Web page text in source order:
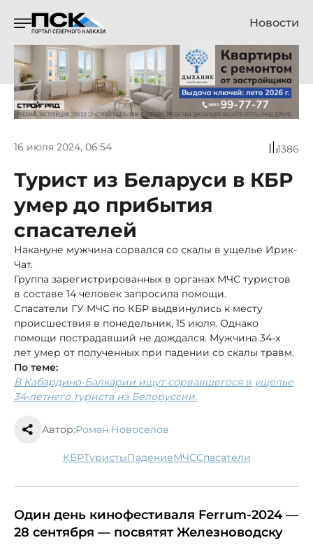
Новости
16 июля 2024, 06:54 1386
Турист из Беларуси в КБР
умер до прибытия
спасателей
Накануне мужчина сорвался со скалы в ущелье Ирик-
Чат.
Группа зарегистрированных в органах МЧС туристов
в составе 14 человек запросила помощи.
Спасатели ГУ МЧС по КБР выдвинулись к месту
происшествия в понедельник, 15 июля. Однако
помощи пострадавший не дождался. Мужчина 34-х
лет умер от полученных при падении со скалы травм.
По теме:
В Кабардино-Балкарии ищут сорвавшегося в ущелье
34-летнего туриста из Белоруссии.
Автор:Роман Новоселов
КБР туристы падение МЧС спасатели
Один день кинофестиваля Fеrrum-2024 —
28 сентября — посвятят Железноводску